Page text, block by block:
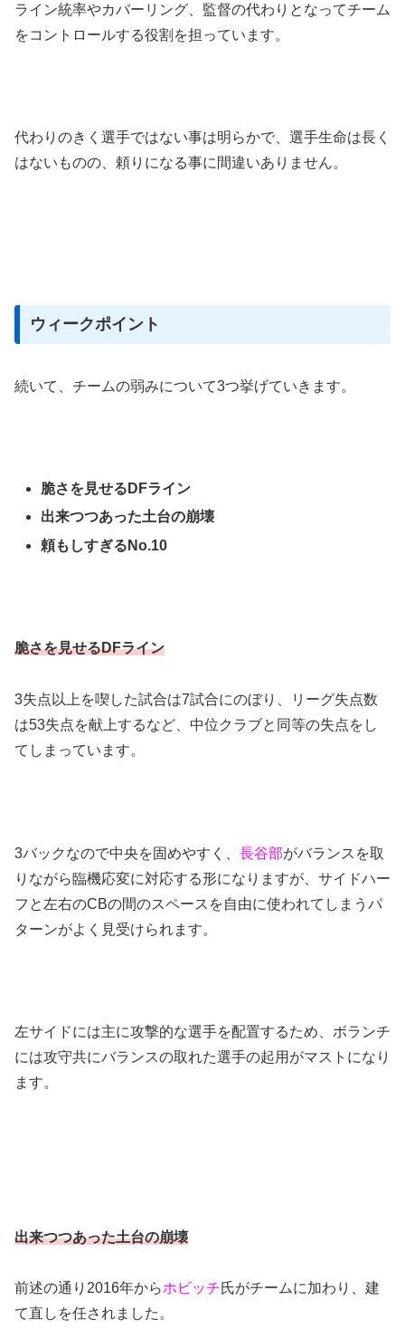
ライン統率やカバーリング、監督の代わりとなってチーム
をコントロールする役割を担っています。
代わりのきく選手ではない事は明らかで、選手生命は長く
はないものの、頼りになる事に間違いありません。
ウィークポイント
続いて、チームの弱みについて3つ挙げていきます。
脆さを見せるDFライン
出来つつあった土台の崩壊
頼もしすぎるNo.10
脆さを見せるDFライン
3失点以上を喫した試合は7試合にのぼり、リーグ失点数
は53失点を献上するなど、中位クラブと同等の失点をし
てしまっています。
3バックなので中央を固めやすく、 長谷部がバランスを取
りながら臨機応変に対応する形になりますが、サイドハー
フと左右のCBの間のスペースを自由に使われてしまうパ
ターンがよく見受けられます。
左サイドには主に攻撃的な選手を配置するため、ボランチ
には攻守共にバランスの取れた選手の起用がマストになり
ます。
出来つつあった土台の崩壊
前述の通り2016年からホビッチ氏がチームに加わり、建
て直しを任されました。